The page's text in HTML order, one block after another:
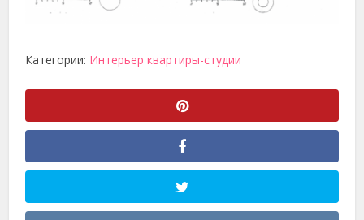
Категории: Интерьер квартиры-студии